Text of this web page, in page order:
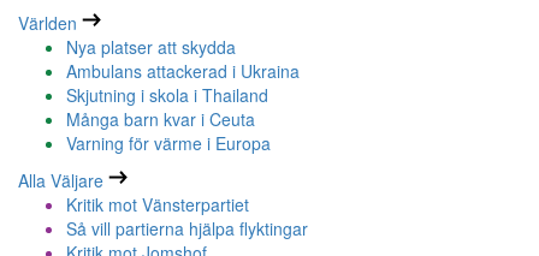
Världen
Nya platser att skydda
Ambulans attackerad i Ukraina
Skjutning i skola i Thailand
Många barn kvar i Ceuta
Varning för värme i Europa
Alla Väljare
Kritik mot Vänsterpartiet
Så vill partierna hjälpa flyktingar